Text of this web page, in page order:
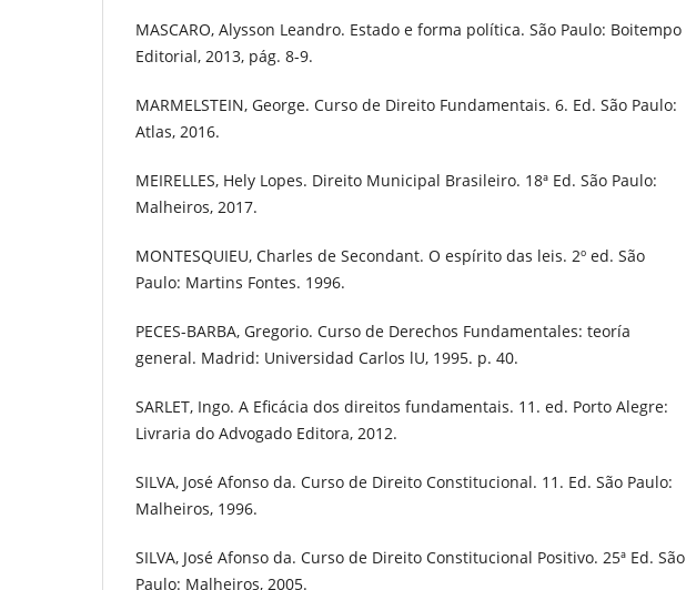
MASCARO, Alysson Leandro. Estado e forma política. São Paulo: Boitempo
Editorial, 2013, pág. 8-9.
MARMELSTEIN, George. Curso de Direito Fundamentais. 6. Ed. São Paulo:
Atlas, 2016.
MEIRELLES, Hely Lopes. Direito Municipal Brasileiro. 18ª Ed. São Paulo:
Malheiros, 2017.
MONTESQUIEU, Charles de Secondant. O espírito das leis. 2º ed. São
Paulo: Martins Fontes. 1996.
PECES-BARBA, Gregorio. Curso de Derechos Fundamentales: teoría
general. Madrid: Universidad Carlos lU, 1995. p. 40.
SARLET, Ingo. A Eficácia dos direitos fundamentais. 11. ed. Porto Alegre:
Livraria do Advogado Editora, 2012.
SILVA, José Afonso da. Curso de Direito Constitucional. 11. Ed. São Paulo:
Malheiros, 1996.
SILVA, José Afonso da. Curso de Direito Constitucional Positivo. 25ª Ed. São
Paulo: Malheiros, 2005.